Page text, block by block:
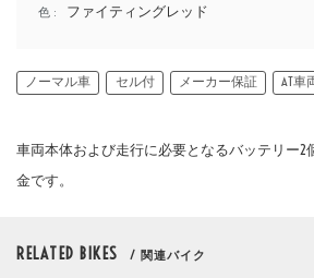
色 : ファイティングレッド
ノーマル車 セル付 メーカー保証 AT車
車両本体および走行に必要となるバッテリー2
金です。
RELATED BIKES / 関連バイク